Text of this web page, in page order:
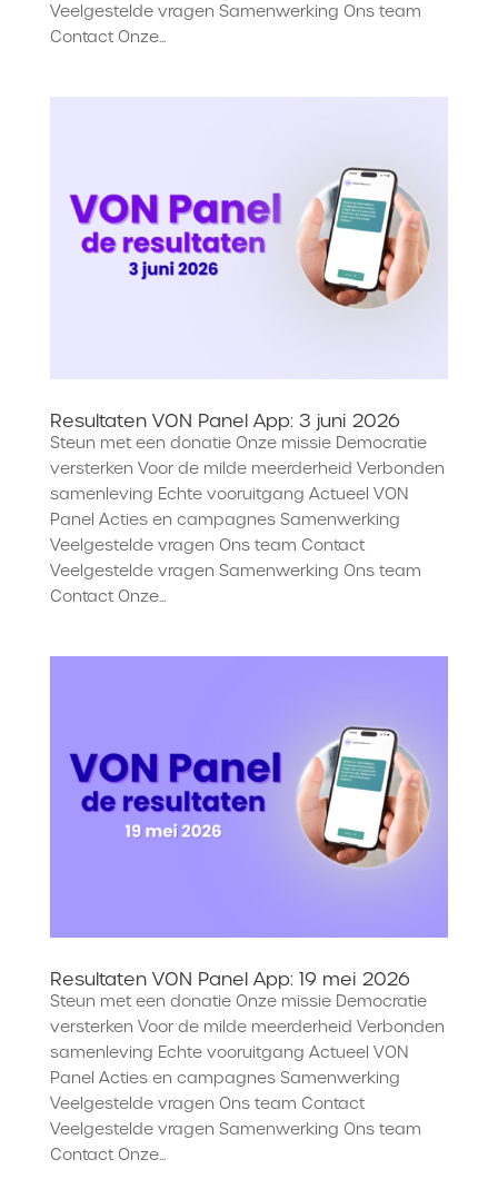
Veelgestelde vragen Samenwerking Ons team
Contact Onze...
Resultaten VON Panel App: 3 juni 2026
Steun met een donatie Onze missie Democratie
versterken Voor de milde meerderheid Verbonden
samenleving Echte vooruitgang Actueel VON
Panel Acties en campagnes Samenwerking
Veelgestelde vragen Ons team Contact
Veelgestelde vragen Samenwerking Ons team
Contact Onze...
Resultaten VON Panel App: 19 mei 2026
Steun met een donatie Onze missie Democratie
versterken Voor de milde meerderheid Verbonden
samenleving Echte vooruitgang Actueel VON
Panel Acties en campagnes Samenwerking
Veelgestelde vragen Ons team Contact
Veelgestelde vragen Samenwerking Ons team
Contact Onze...